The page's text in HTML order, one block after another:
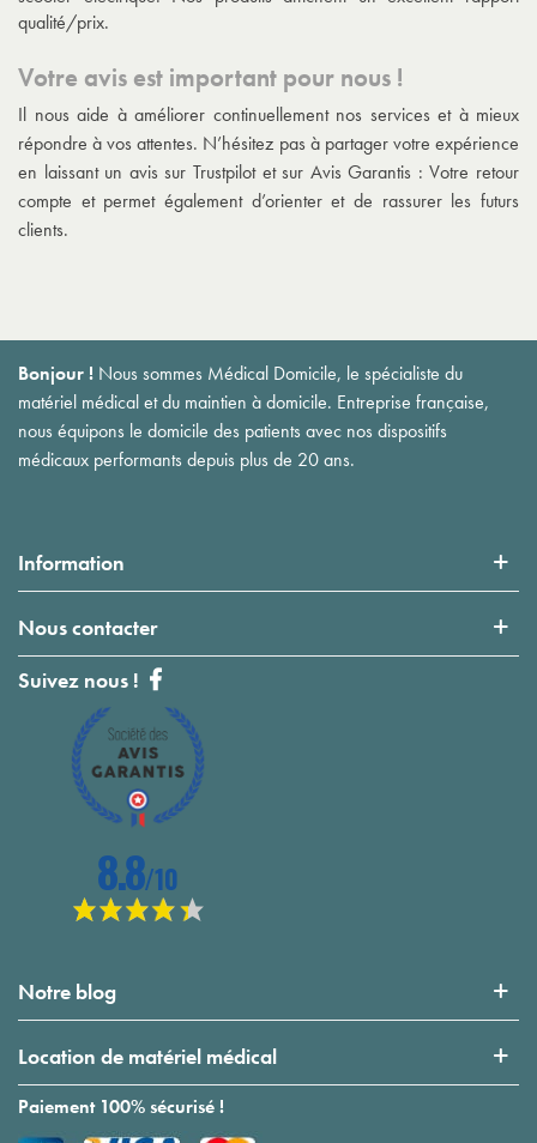
qualité/prix.
Votre avis est important pour nous !
Il nous aide à améliorer continuellement nos services et à mieux
répondre à vos attentes. N’hésitez pas à partager votre expérience
en laissant un avis sur Trustpilot et sur Avis Garantis : Votre retour
compte et permet également d’orienter et de rassurer les futurs
clients.
Bonjour ! Nous sommes Médical Domicile, le spécialiste du
matériel médical et du maintien à domicile. Entreprise française,
nous équipons le domicile des patients avec nos dispositifs
médicaux performants depuis plus de 20 ans.
Information
Nous contacter
Suivez nous !
Notre blog
Location de matériel médical
Paiement 100% sécurisé !